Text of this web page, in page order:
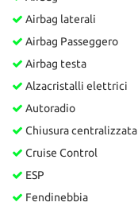
Airbag laterali
Airbag Passeggero
Airbag testa
Alzacristalli elettrici
Autoradio
Chiusura centralizzata
Cruise Control
ESP
Fendinebbia